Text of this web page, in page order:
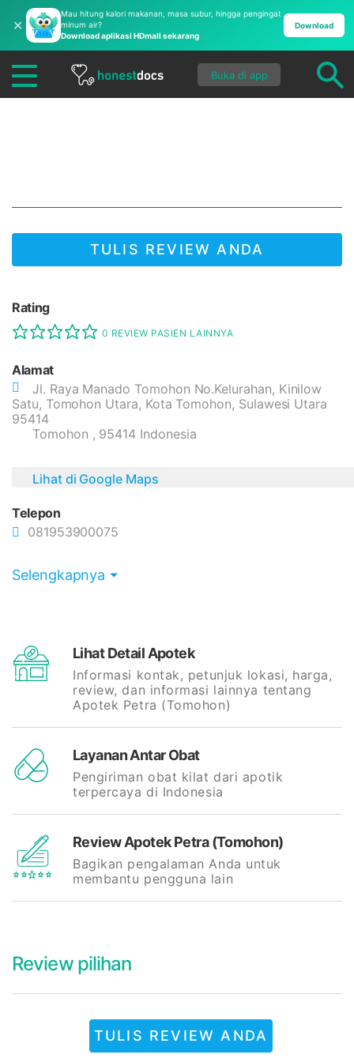
✕
Mau hitung kalori makanan, masa subur, hingga pengingat
minum air?
Download aplikasi HDmall sekarang
Download
Buka di app
TULIS REVIEW ANDA
Rating
0 REVIEW PASIEN LAINNYA
Alamat
Jl. Raya Manado Tomohon No.Kelurahan, Kinilow
Satu, Tomohon Utara, Kota Tomohon, Sulawesi Utara
95414
Tomohon , 95414 Indonesia
Lihat di Google Maps
Telepon
081953900075
Selengkapnya
Lihat Detail Apotek
Informasi kontak, petunjuk lokasi, harga,
review, dan informasi lainnya tentang
Apotek Petra (Tomohon)
Layanan Antar Obat
Pengiriman obat kilat dari apotik
terpercaya di Indonesia
Review Apotek Petra (Tomohon)
Bagikan pengalaman Anda untuk
membantu pengguna lain
Review pilihan
TULIS REVIEW ANDA